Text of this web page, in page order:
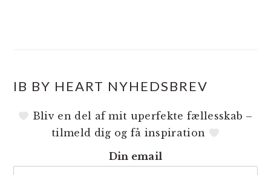
IB BY HEART NYHEDSBREV
Bliv en del af mit uperfekte fællesskab –
tilmeld dig og få inspiration
Din email